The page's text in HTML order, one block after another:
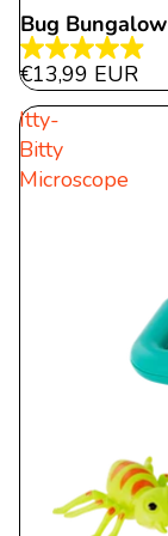
Bug Bungalow
4.9
von
27
€13,99 EUR
Itty-
Bitty
Microscope